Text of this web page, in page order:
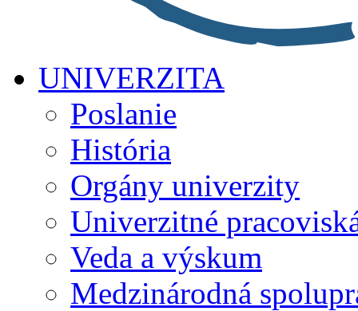
UNIVERZITA
Poslanie
História
Orgány univerzity
Univerzitné
Veda a výskum
Medzinárodná